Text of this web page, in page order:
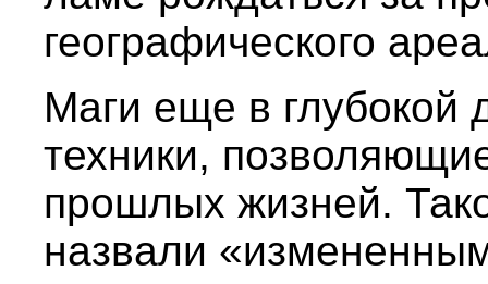
географического
Маги еще в глубокой
техники,
прошлых жизней.
назвали